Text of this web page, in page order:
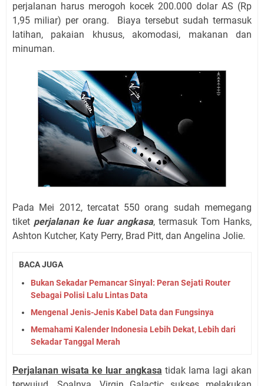
perjalanan harus merogoh kocek 200.000 dolar AS (Rp
1,95 miliar) per orang. Biaya tersebut sudah termasuk
latihan, pakaian khusus, akomodasi, makanan dan
minuman.
Pada Mei 2012, tercatat 550 orang sudah memegang
tiket perjalanan ke luar angkasa, termasuk Tom Hanks,
Ashton Kutcher, Katy Perry, Brad Pitt, dan Angelina Jolie.
BACA JUGA
Bukan Sekadar Pemancar Sinyal: Peran Sejati Router
Sebagai Polisi Lalu Lintas Data
Mengenal Jenis-Jenis Kabel Data dan Fungsinya
Memahami Kalender Indonesia Lebih Dekat, Lebih dari
Sekadar Tanggal Merah
Perjalanan wisata ke luar angkasa tidak lama lagi akan